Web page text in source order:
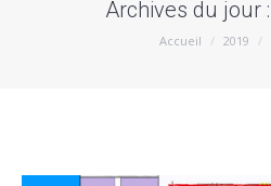
Archives du jour :
Vous êtes ici :
Accueil 2019